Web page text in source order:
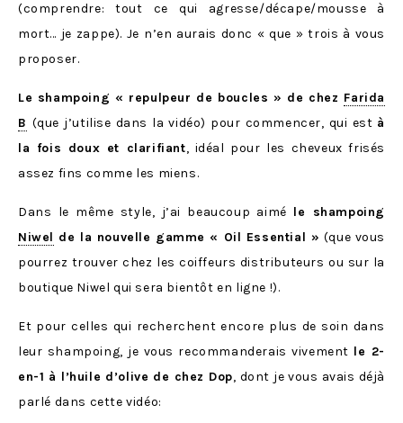
(comprendre: tout ce qui agresse/décape/mousse à
mort… je zappe). Je n’en aurais donc « que » trois à vous
proposer.
Le shampoing « repulpeur de boucles » de chez Farida
B (que j’utilise dans la vidéo) pour commencer, qui est à
la fois doux et clarifiant, idéal pour les cheveux frisés
assez fins comme les miens.
Dans le même style, j’ai beaucoup aimé le shampoing
Niwel de la nouvelle gamme « Oil Essential » (que vous
pourrez trouver chez les coiffeurs distributeurs ou sur la
boutique Niwel qui sera bientôt en ligne !).
Et pour celles qui recherchent encore plus de soin dans
leur shampoing, je vous recommanderais vivement le 2-
en-1 à l’huile d’olive de chez Dop, dont je vous avais déjà
parlé dans cette vidéo: